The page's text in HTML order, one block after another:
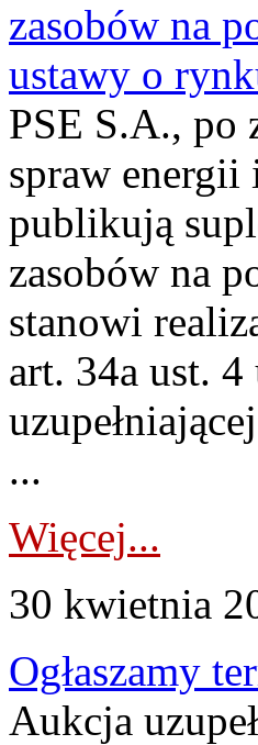
zasobów na
ustawy o
PSE S.A., po
spraw energii
publikują
zasobów na
stanowi
art. 34a ust.
...
Więcej...
30 kwietnia
Ogłaszamy
Aukcja